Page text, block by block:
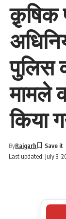
क़ृषिक
पुलिस
मामले
किया
Last updated: July 3,
ByRaigarh